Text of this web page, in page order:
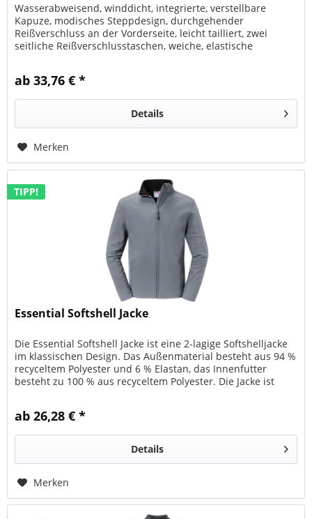
Wasserabweisend, winddicht, integrierte, verstellbare
Kapuze, modisches Steppdesign, durchgehender
Reißverschluss an der Vorderseite, leicht tailliert, zwei
seitliche Reißverschlusstaschen, weiche, elastische
ab 33,76 € *
Details
Merken
TIPP!
Essential Softshell Jacke
Die Essential Softshell Jacke ist eine 2-lagige Softshelljacke
im klassischen Design. Das Außenmaterial besteht aus 94 %
recyceltem Polyester und 6 % Elastan, das Innenfutter
besteht zu 100 % aus recyceltem Polyester. Die Jacke ist
ab 26,28 € *
Details
Merken